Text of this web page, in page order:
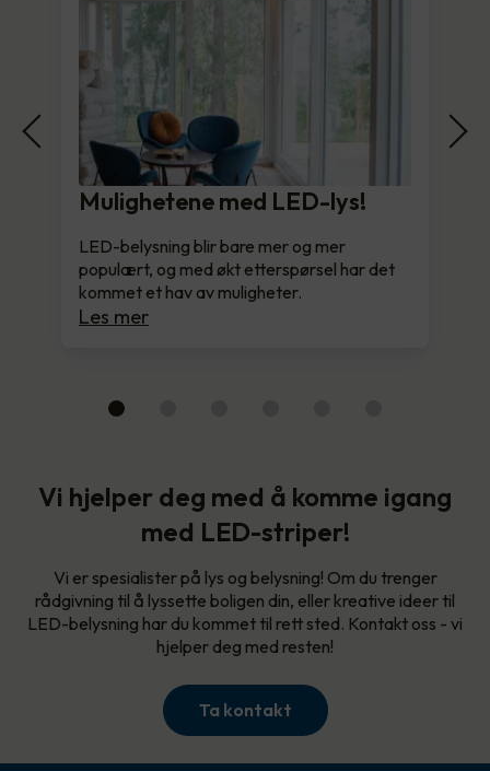
Mulighetene med LED-lys!
LED-belysning blir bare mer og mer
populært, og med økt etterspørsel har det
kommet et hav av muligheter.
Les mer
Vi hjelper deg med å komme igang
med LED-striper!
Vi er spesialister på lys og belysning! Om du trenger
rådgivning til å lyssette boligen din, eller kreative ideer til
LED-belysning har du kommet til rett sted. Kontakt oss - vi
hjelper deg med resten!
Ta kontakt